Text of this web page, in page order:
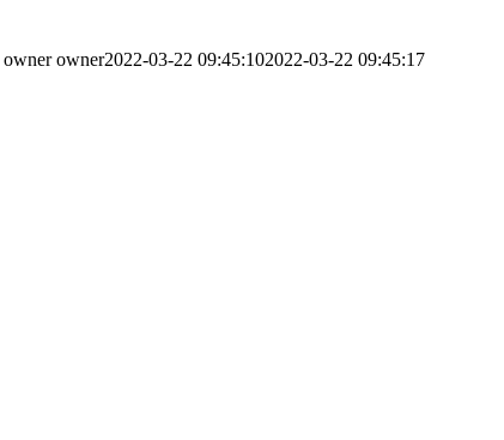
owner owner2022-03-22 09:45:102022-03-22 09:45:17